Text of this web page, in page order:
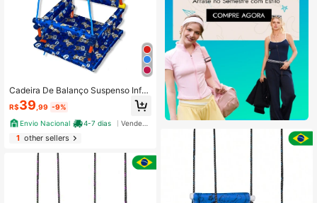
Cadeira De Balanço Suspenso Infa
ntil Tecido E Madeira Berço Parquin
ho 80cm
R$39,99 -9%
Envio Nacional
4-7 dias
1other sellers